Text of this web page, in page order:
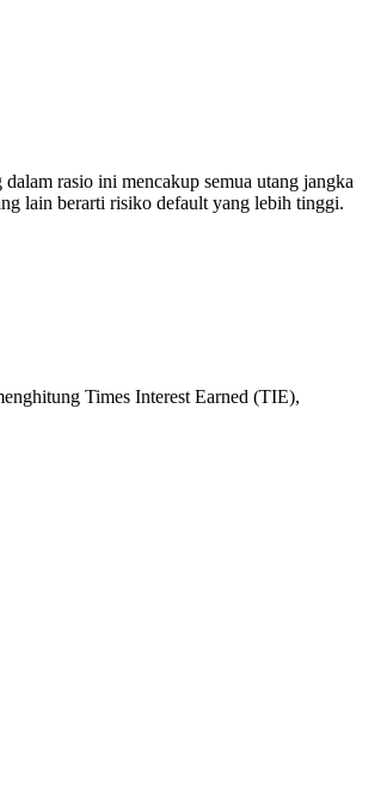
rasio ini mencakup semua utang jangka
lain berarti risiko default yang lebih tinggi.
Times Interest Earned (TIE),